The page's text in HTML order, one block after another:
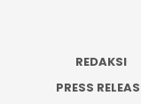
REDAKSI
PRESS